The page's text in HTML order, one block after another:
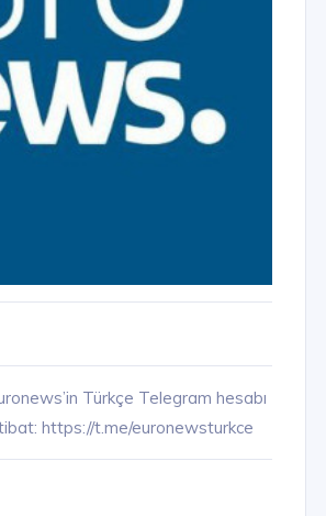
Türkçe Telegram hesabı
https://t.me/euronewsturkce